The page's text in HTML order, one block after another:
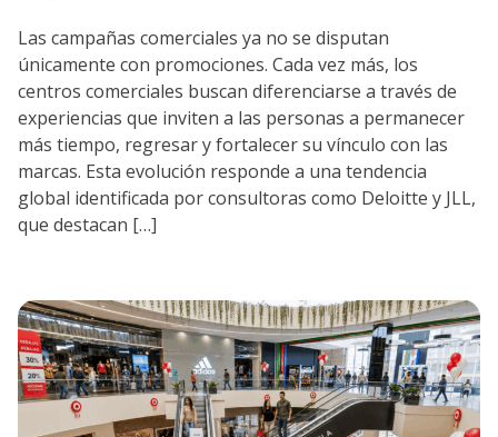
Las campañas comerciales ya no se disputan
únicamente con promociones. Cada vez más, los
centros comerciales buscan diferenciarse a través de
experiencias que inviten a las personas a permanecer
más tiempo, regresar y fortalecer su vínculo con las
marcas. Esta evolución responde a una tendencia
global identificada por consultoras como Deloitte y JLL,
que destacan […]